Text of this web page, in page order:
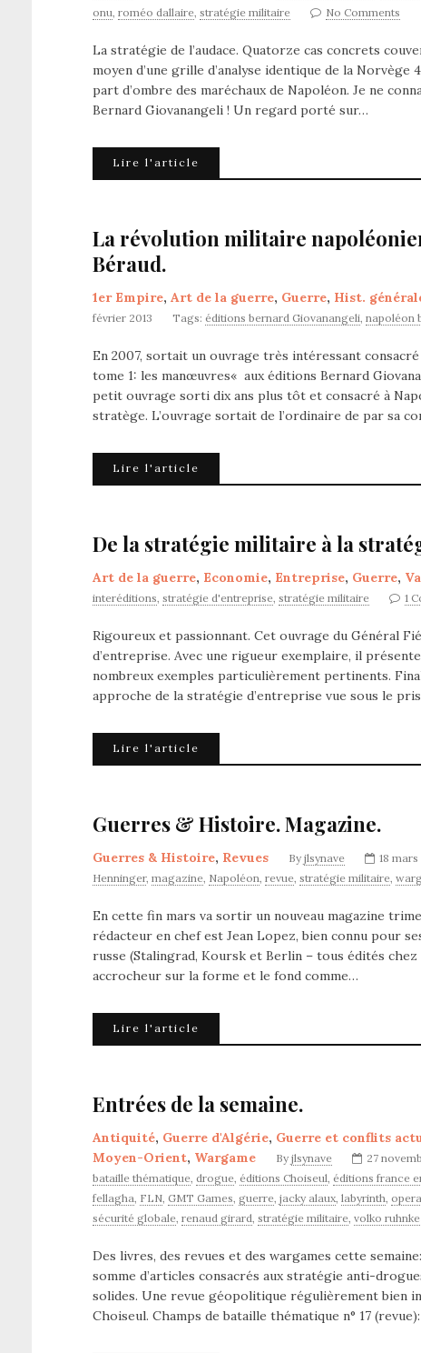
onu, roméo dallaire, stratégie militaire No Comments
La stratégie de l’audace. Quatorze cas concrets
moyen d’une grille d’analyse identique de la Norvège
part d’ombre des maréchaux de Napoléon. Je ne
Bernard Giovanangeli ! Un regard porté sur…
Lire l'article
La révolution militaire
Béraud.
1er Empire, Art de la guerre, Guerre, Hist.
février 2013
Tags: éditions bernard Giovanangeli, napoléon
En 2007, sortait un ouvrage très intéressant
tome 1: les manœuvres« aux éditions Bernard
petit ouvrage sorti dix ans plus tôt et consacré à
stratège. L’ouvrage sortait de l’ordinaire de par sa
Lire l'article
De la stratégie militaire à la
Art de la guerre, Economie, Entreprise, Guerre,
interéditions, stratégie d'entreprise, stratégie militaire 1
Rigoureux et passionnant. Cet ouvrage du Général
d’entreprise. Avec une rigueur exemplaire, il
nombreux exemples particulièrement pertinents.
approche de la stratégie d’entreprise vue sous le
Lire l'article
Guerres & Histoire. Magazine.
Guerres & Histoire, Revues By jlsynave 18 mars
Henninger, magazine, Napoléon, revue, stratégie militaire,
En cette fin mars va sortir un nouveau magazine
rédacteur en chef est Jean Lopez, bien connu pour
russe (Stalingrad, Koursk et Berlin – tous édités
accrocheur sur la forme et le fond comme…
Lire l'article
Entrées de la semaine.
Antiquité, Guerre d'Algérie, Guerre et conflits
Moyen-Orient, Wargame By jlsynave 27
bataille thématique, drogue, éditions Choiseul, éditions france
fellagha, FLN, GMT Games, guerre, jacky alaux, labyrinth,
sécurité globale, renaud girard, stratégie militaire, volko ruhnke
Des livres, des revues et des wargames cette
somme d’articles consacrés aux stratégie anti-
solides. Une revue géopolitique régulièrement bien
Choiseul. Champs de bataille thématique n° 17